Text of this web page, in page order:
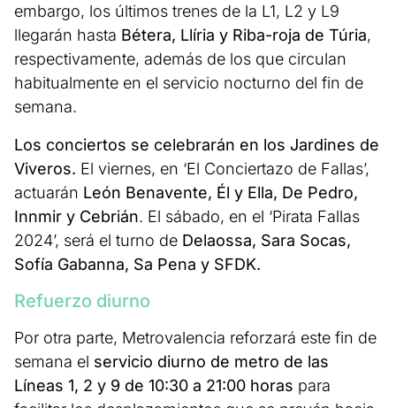
embargo, los últimos trenes de la L1, L2 y L9
llegarán hasta Bétera, Llíria y Riba-roja de Túria,
respectivamente, además de los que circulan
habitualmente en el servicio nocturno del fin de
semana.
Los conciertos se celebrarán en los Jardines de
Viveros. El viernes, en ‘El Conciertazo de Fallas’,
actuarán León Benavente, Él y Ella, De Pedro,
Innmir y Cebrián. El sábado, en el ‘Pirata Fallas
2024’, será el turno de Delaossa, Sara Socas,
Sofía Gabanna, Sa Pena y SFDK.
Refuerzo diurno
Por otra parte, Metrovalencia reforzará este fin de
semana el servicio diurno de metro de las
Líneas 1, 2 y 9 de 10:30 a 21:00 horas para